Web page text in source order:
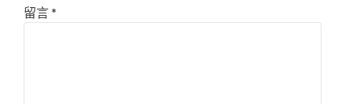
留言*